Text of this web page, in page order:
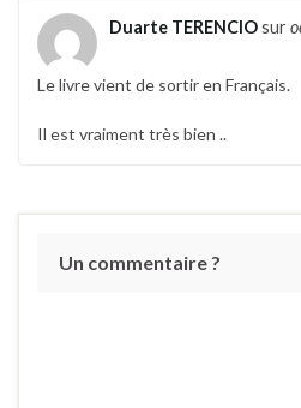
Duarte TERENCIOsur
Le livre vient de sortir en Français.
Il est vraiment très bien ..
Un commentaire ?